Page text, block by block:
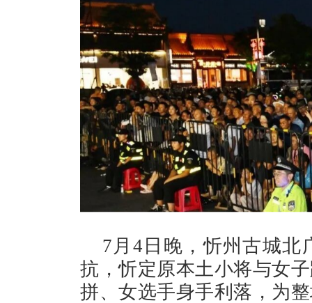
7月4日晚，忻州古城北
抗，忻定原本土小将与女
拼、女选手身手利落，为